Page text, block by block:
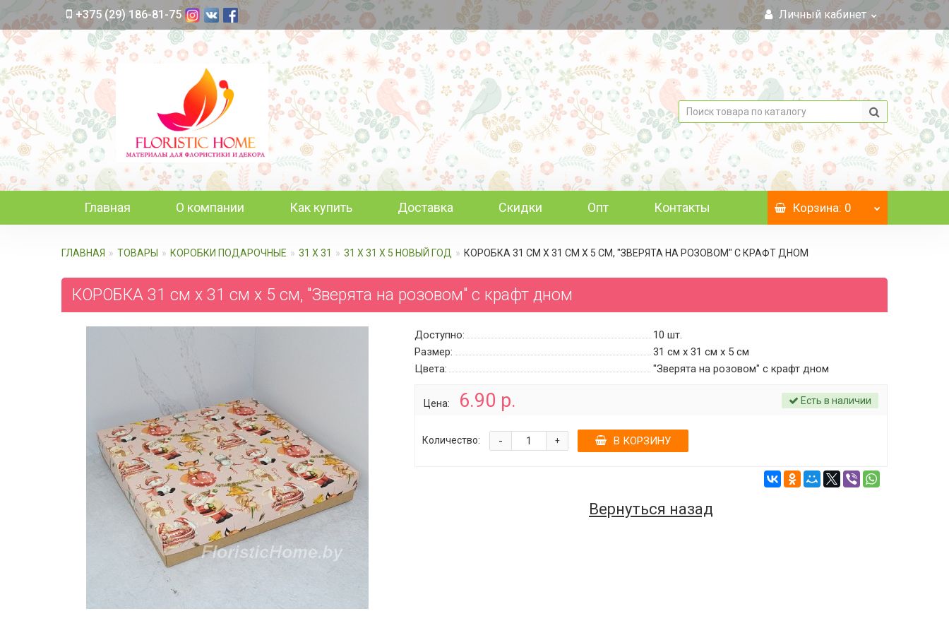
+375 (29) 186-81-75 Личный кабинет
Главная О компании Как купить Доставка Скидки Опт Контакты Корзина: 0
ГЛАВНАЯ ТОВАРЫ КОРОБКИ ПОДАРОЧНЫЕ 31 Х 31 31 Х 31 Х 5 НОВЫЙ ГОД КОРОБКА 31 СМ Х 31 СМ Х 5 СМ, "ЗВЕРЯТА НА РОЗОВОМ" C КРАФТ ДНОМ
КОРОБКА 31 см х 31 см х 5 см, "Зверята на розовом" c крафт дном
Доступно: 10 шт.
Размер:
31 см х 31 см х 5 см
Цвета:
"Зверята на розовом" c крафт дном
Цена: 6.90 р. Есть в наличии
Количество: +
- В КОРЗИНУ
Вернуться назад